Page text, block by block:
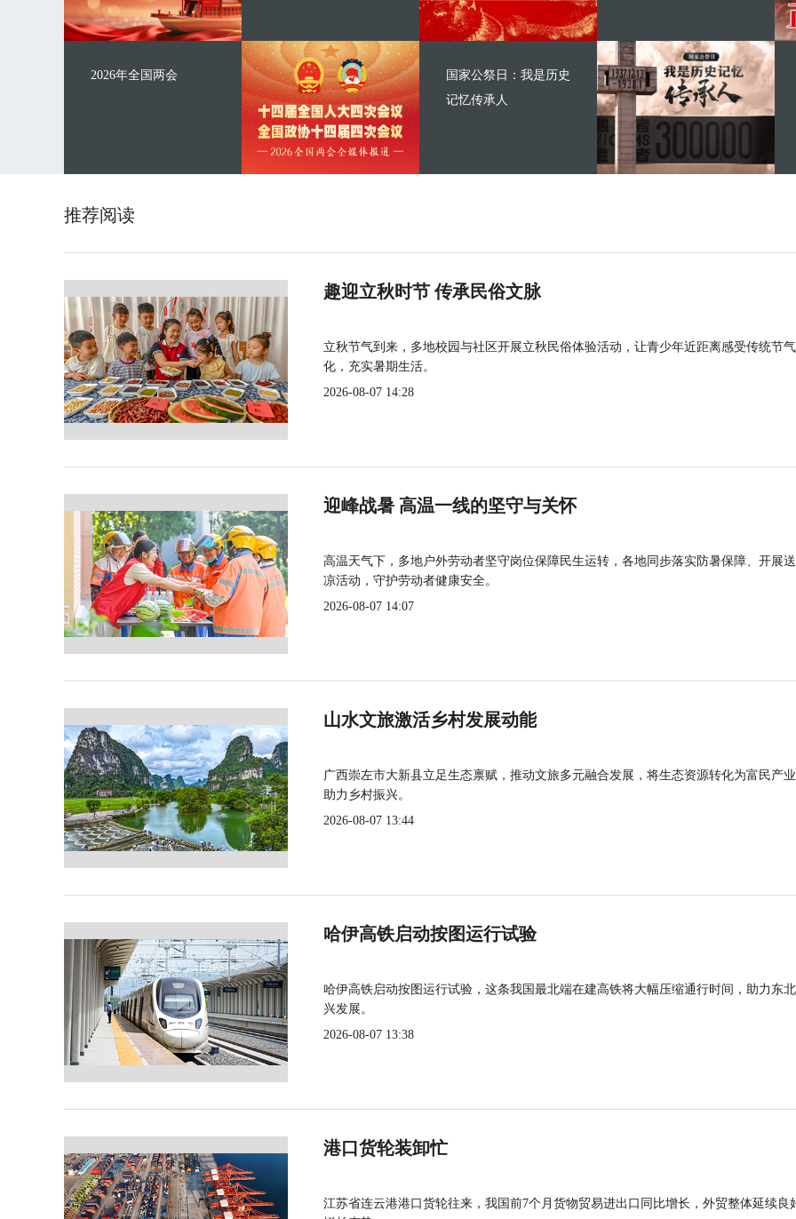
2026年全国两会
国家公祭日：我是历史
记忆传承人
推荐阅读
趣迎立秋时节 传承民俗文脉
立秋节气到来，多地校园与社区开展立秋民俗体验活动，让青少年近距离感受传统节
化，充实暑期生活。
2026-08-07 14:28
迎峰战暑 高温一线的坚守与关怀
高温天气下，多地户外劳动者坚守岗位保障民生运转，各地同步落实防暑保障、开展
凉活动，守护劳动者健康安全。
2026-08-07 14:07
山水文旅激活乡村发展动能
广西崇左市大新县立足生态禀赋，推动文旅多元融合发展，将生态资源转化为富民产
助力乡村振兴。
2026-08-07 13:44
哈伊高铁启动按图运行试验
哈伊高铁启动按图运行试验，这条我国最北端在建高铁将大幅压缩通行时间，助力东
兴发展。
2026-08-07 13:38
港口货轮装卸忙
江苏省连云港港口货轮往来，我国前7个月货物贸易进出口同比增长，外贸整体延续良